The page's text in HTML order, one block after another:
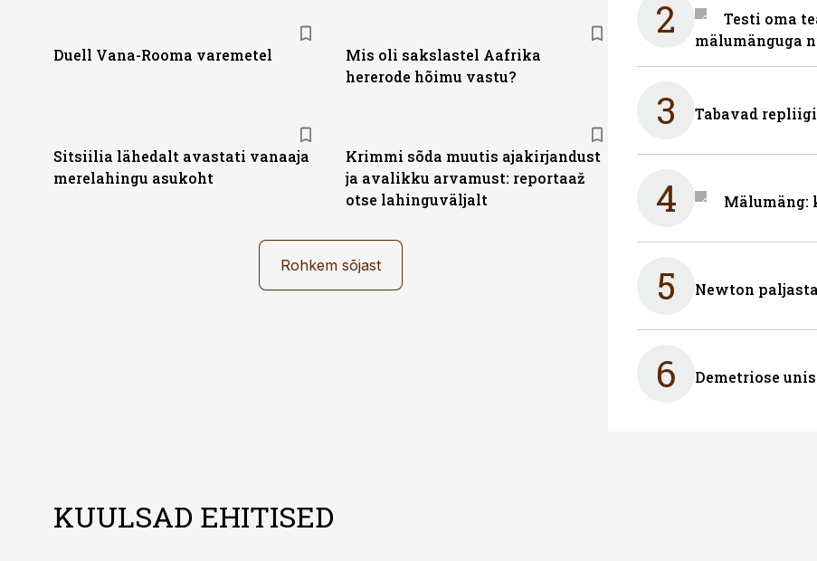
Duell Vana-Rooma varemetel
Mis oli sakslastel Aafrika
hererode hõimu vastu?
Sitsiilia lähedalt avastati vanaaja
merelahingu asukoht
Krimmi sõda muutis ajakirjandust
ja avalikku arvamust: reportaaž
otse lahinguväljalt
Rohkem sõjast
2
Testi oma
mälumänguga
3 Tabavad
4 Mälumäng:
5 Newton
6 Demetriose
KUULSAD EHITISED